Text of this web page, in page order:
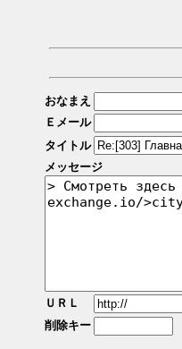
おなまえ
Ｅメール
タイトル
メッセージ
ＵＲＬ
削除キー